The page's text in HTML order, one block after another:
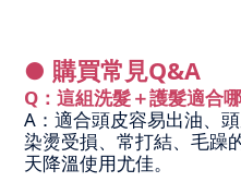
● 購買常見Q&A
Q： 這組洗髮＋護髮適合
A：適合頭皮容易出油、
染燙受損、常打結、毛躁
天降溫使用尤佳。